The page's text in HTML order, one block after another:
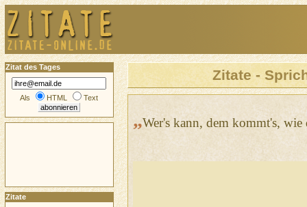
Zitate -
„Wer's kann, dem kommt's, wie
Zitat des Tages
Als HTML Text
Zitate